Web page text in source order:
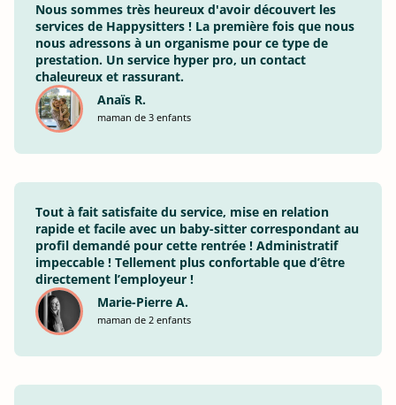
Nous sommes très heureux d'avoir découvert les
services de Happysitters ! La première fois que nous
nous adressons à un organisme pour ce type de
prestation. Un service hyper pro, un contact
chaleureux et rassurant.
Anaïs R.
maman de 3 enfants
Tout à fait satisfaite du service, mise en relation
rapide et facile avec un baby-sitter correspondant au
profil demandé pour cette rentrée ! Administratif
impeccable ! Tellement plus confortable que d’être
directement l’employeur !
Marie-Pierre A.
maman de 2 enfants